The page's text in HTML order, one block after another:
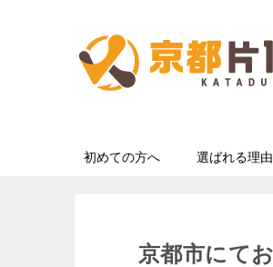
初めての方へ 選ばれる理由
京都市にて